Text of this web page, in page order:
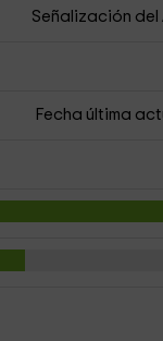
Señalización del
Fecha última